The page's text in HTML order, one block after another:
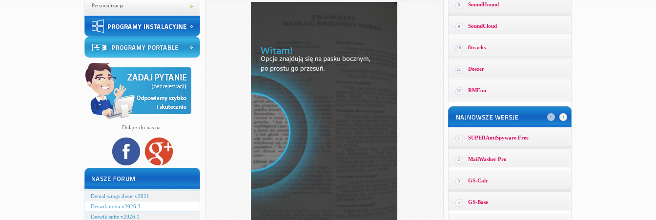
Personalizacja
Dołącz do nas na:
Dental wings dwos v2021
Deswik nova v2026.3
Deswik suite v2026.1
8 SoundHound
9 SoundCloud
10 8tracks
11 Deezer
12 RMFon
1 SUPERAntiSpyware Free
2 MailWasher Pro
3 GS-Calc
4 GS-Base